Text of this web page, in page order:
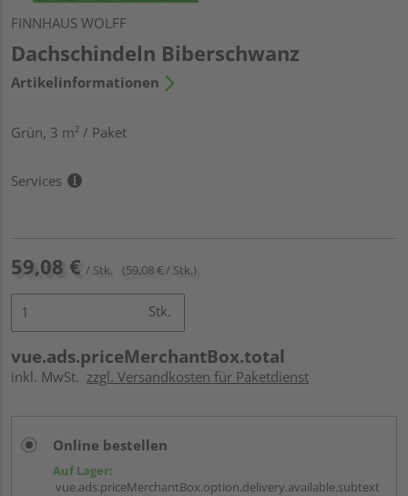
FINNHAUS WOLFF
Dachschindeln Biberschwanz
Artikelinformationen
Grün, 3 m² / Paket
Services
59,08 € / Stk. (59,08 € / Stk.)
Stk.
vue.ads.priceMerchantBox.total
inkl. MwSt. zzgl. Versandkosten für Paketdienst
Online bestellen
Auf Lager:
vue.ads.priceMerchantBox.option.delivery.available.subtext